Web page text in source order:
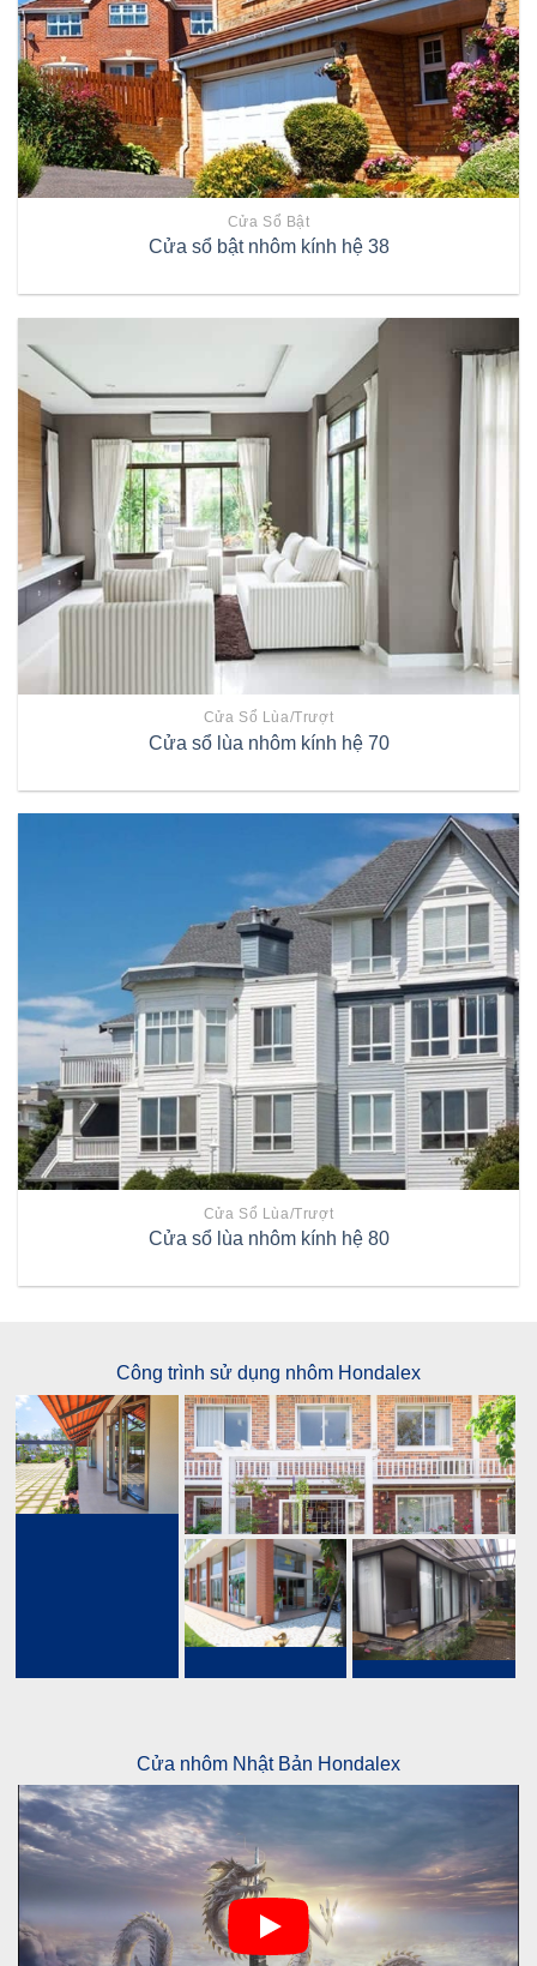
Cửa Sổ Bật
Cửa sổ bật nhôm kính hệ 38
Cửa Sổ Lùa/trượt
Cửa sổ lùa nhôm kính hệ 70
Cửa Sổ Lùa/trượt
Cửa sổ lùa nhôm kính hệ 80
Công trình sử dụng nhôm Hondalex
Cửa nhôm Nhật Bản Hondalex